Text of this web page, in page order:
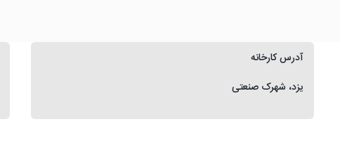
آدرس کارخانه
یزد، شهرک صنعتی